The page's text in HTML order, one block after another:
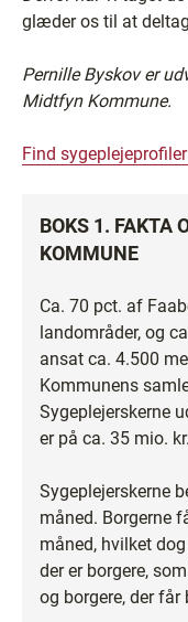
glæder os til at
Pernille Byskov er
Midtfyn Kommune.
Find
BOKS 1. FAKTA
KOMMUNE
Ca. 70 pct. af
landområder, og
ansat ca. 4.500
Kommunens
Sygeplejerskerne
er på ca. 35 mio. kr.
Sygeplejerskerne
måned. Borgerne
måned, hvilket
der er borgere,
og borgere, der får